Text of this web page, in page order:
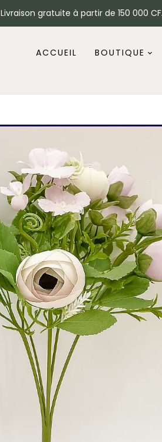
Livraison gratuite à partir de 150 000
ACCUEIL BOUTIQUE